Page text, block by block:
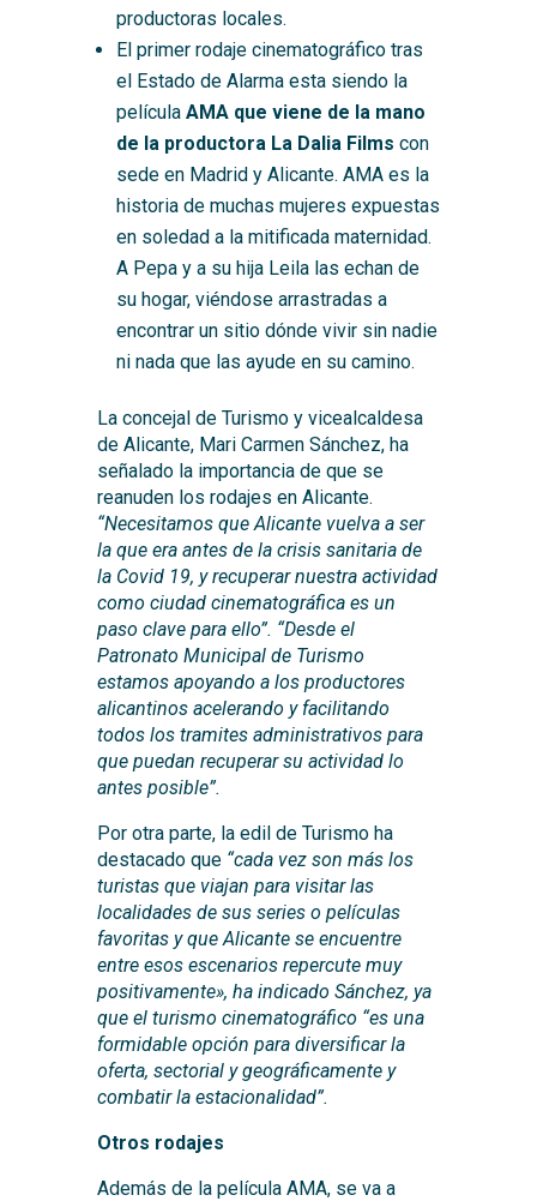
productoras locales.
El primer rodaje cinematográfico tras
el Estado de Alarma esta siendo la
película AMA que viene de la mano
de la productora La Dalia Films con
sede en Madrid y Alicante. AMA es la
historia de muchas mujeres expuestas
en soledad a la mitificada maternidad.
A Pepa y a su hija Leila las echan de
su hogar, viéndose arrastradas a
encontrar un sitio dónde vivir sin nadie
ni nada que las ayude en su camino.
La concejal de Turismo y vicealcaldesa
de Alicante, Mari Carmen Sánchez, ha
señalado la importancia de que se
reanuden los rodajes en Alicante.
“Necesitamos que Alicante vuelva a ser
la que era antes de la crisis sanitaria de
la Covid 19, y recuperar nuestra actividad
como ciudad cinematográfica es un
paso clave para ello”. “Desde el
Patronato Municipal de Turismo
estamos apoyando a los productores
alicantinos acelerando y facilitando
todos los tramites administrativos para
que puedan recuperar su actividad lo
antes posible”.
Por otra parte, la edil de Turismo ha
destacado que “cada vez son más los
turistas que viajan para visitar las
localidades de sus series o películas
favoritas y que Alicante se encuentre
entre esos escenarios repercute muy
positivamente», ha indicado Sánchez, ya
que el turismo cinematográfico “es una
formidable opción para diversificar la
oferta, sectorial y geográficamente y
combatir la estacionalidad”.
Otros rodajes
Además de la película AMA, se va a